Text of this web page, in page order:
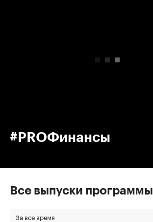
#PROФинансы
Все выпуски программы
За все время